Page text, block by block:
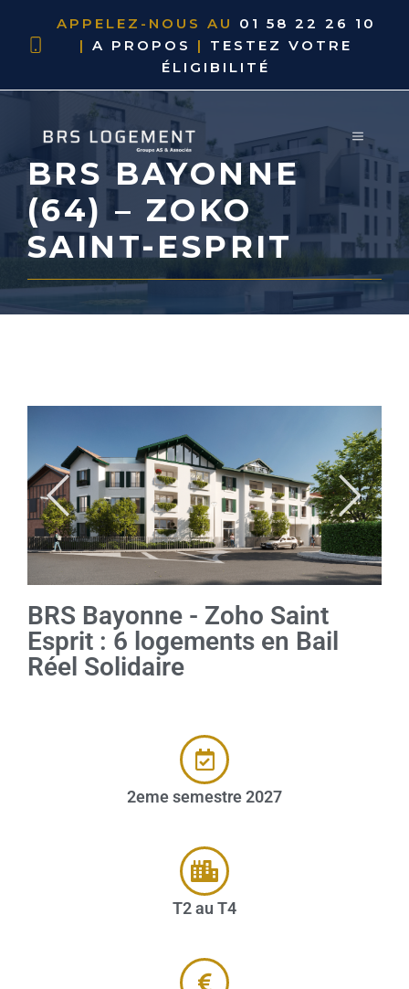
APPELEZ-NOUS AU 01 58 22 26 10
|A PROPOS | TESTEZ VOTRE
ÉLIGIBILITÉ
BRS BAYONNE
(64) – ZOKO
SAINT-ESPRIT
BRS Bayonne - Zoho Saint
Esprit : 6 logements en Bail
Réel Solidaire
2eme semestre 2027
T2 au T4